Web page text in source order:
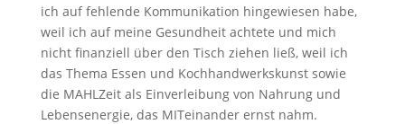
ich auf fehlende Kommunikation hingewiesen habe,
weil ich auf meine Gesundheit achtete und mich
nicht finanziell über den Tisch ziehen ließ, weil ich
das Thema Essen und Kochhandwerkskunst sowie
die MAHLZeit als Einverleibung von Nahrung und
Lebensenergie, das MITeinander ernst nahm.